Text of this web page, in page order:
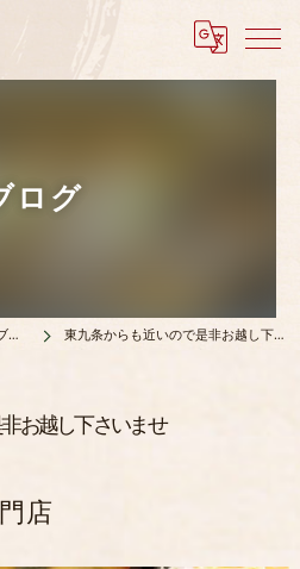
ログ
グ 東九条からも近いので是非お越し下さいませ
お越し下さいませ
店